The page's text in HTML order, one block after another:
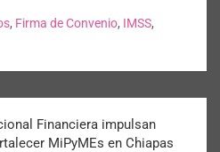
, Firma de Convenio, IMSS,
Financiera impulsan
MiPyMEs en Chiapas